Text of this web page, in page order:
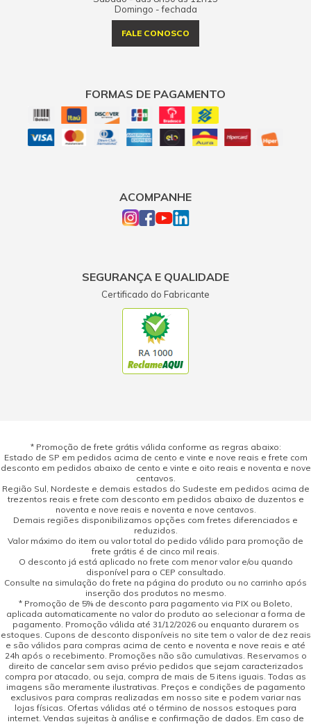
Domingo - fechada
FALE CONOSCO
FORMAS DE PAGAMENTO
ACOMPANHE
SEGURANÇA E QUALIDADE
Certificado do Fabricante
* Promoção de frete grátis válida conforme as regras abaixo:
Estado de SP em pedidos acima de cento e vinte e nove reais e frete com
desconto em pedidos abaixo de cento e vinte e oito reais e noventa e nove
centavos.
Região Sul, Nordeste e demais estados do Sudeste em pedidos acima de
trezentos reais e frete com desconto em pedidos abaixo de duzentos e
noventa e nove reais e noventa e nove centavos.
Demais regiões disponibilizamos opções com fretes diferenciados e
reduzidos.
Valor máximo do item ou valor total do pedido válido para promoção de
frete grátis é de cinco mil reais.
O desconto já está aplicado no frete com menor valor e/ou quando
disponível para o CEP consultado.
Consulte na simulação do frete na página do produto ou no carrinho após
inserção dos produtos no mesmo.
* Promoção de 5% de desconto para pagamento via PIX ou Boleto,
aplicada automaticamente no valor do produto ao selecionar a forma de
pagamento. Promoção válida até 31/12/2026 ou enquanto durarem os
estoques. Cupons de desconto disponíveis no site tem o valor de dez reais
e são válidos para compras acima de cento e noventa e nove reais e até
24h após o recebimento. Promoções não são cumulativas. Reservamos o
direito de cancelar sem aviso prévio pedidos que sejam caracterizados
compra por atacado, ou seja, compra de mais de 5 itens iguais. Todas as
imagens são meramente ilustrativas. Preços e condições de pagamento
exclusivos para compras realizadas em nosso site e podem variar nas
lojas físicas. Ofertas válidas até o término de nossos estoques para
internet. Vendas sujeitas à análise e confirmação de dados. Em caso de